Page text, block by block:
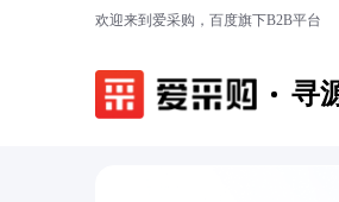
欢迎来到爱采购，百度旗下B2B平台
寻